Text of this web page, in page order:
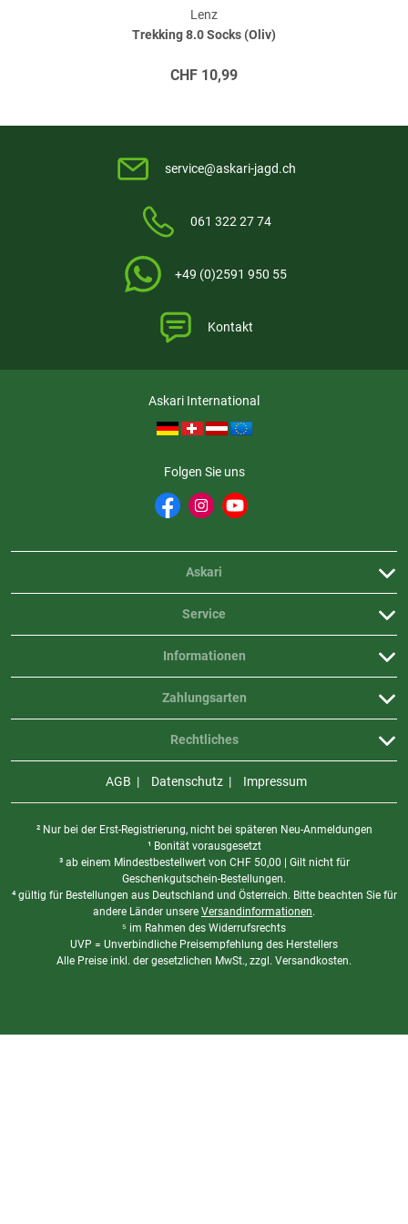
Kompatibilität und Praxiseinsatz
bei Ansitz, Pirsch und Revierarbeiten sowie beim Camping, Trekking oder
anderen Outdoor-Aktivitäten bereitstellen.
Wiederaufladbare Lithium-Packs für beheizte Produkte
Direkter Anschluss per Druckknöpfen
Steuerung mobil per Bluetooth-App oder direkt am Akku
Temperaturschutz für sicheres Laden
Kompatibel mit mehreren Ladegeräten für flexibles Laden
Technische Daten/Lieferumfang:
Maße: 8,5 x 5,5 x 1,5 cm
Ladeanschluss: USB-C (Ladeschale) zu USB-A (Netzteil)
Kompatibilität: Ladegerät rcB 1200, rcB 1400, rcB 1800, Heat Pack
Sicherheitsfunktion: Temperaturschutz verhindert Laden bei zu kalter
oder zu warmer Umgebung
Inhalt: 1 Paar Lithium Packs rcB 2000, 1 Ladeschale für 2 Akkus, 1
Trekking 8.0 Socks (Oliv)
Lenz
CHF 10,99
service@askari-jagd.ch
061 322 27 74
+49 (0)2591 950 55
Kontakt
Askari International
Folgen Sie uns
Askari
Service
Informationen
Rechtliches
Zahlungsarten
AGB Datenschutz Impressum
² Nur bei der Erst-Registrierung, nicht bei späteren Neu-Anmeldungen
¹ Bonität vorausgesetzt
³ ab einem Mindestbestellwert von CHF50,00 | Gilt nicht für
Geschenkgutschein-Bestellungen.
⁴ gültig für Bestellungen aus Deutschland und Österreich. Bitte beachten Sie für
andere Länder unsere Versandinformationen.
⁵ im Rahmen des Widerrufsrechts
UVP = Unverbindliche Preisempfehlung des Herstellers
Alle Preise inkl. der gesetzlichen MwSt., zzgl. Versandkosten.